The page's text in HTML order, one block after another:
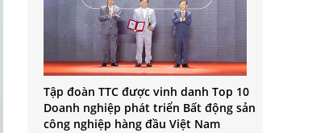
Tập đoàn TTC được vinh danh Top 10
Doanh nghiệp phát triển Bất động sản
công nghiệp hàng đầu Việt Nam